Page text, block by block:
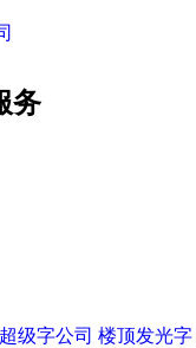
务
级字公司 楼顶发光字